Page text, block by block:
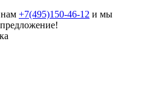
+7(495)150-46-12 и мы